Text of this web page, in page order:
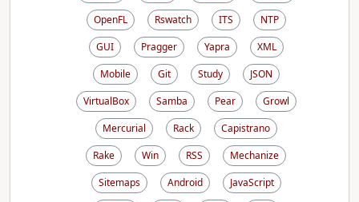
OpenFL
Rswatch ITS
NTP
GUI
Pragger Yapra
XML
Mobile
Git Study
JSON
VirtualBox
Samba Pear
Growl
Mercurial
Rack
Capistrano
Rake
Win RSS
Mechanize
Sitemaps
Android
JavaScript